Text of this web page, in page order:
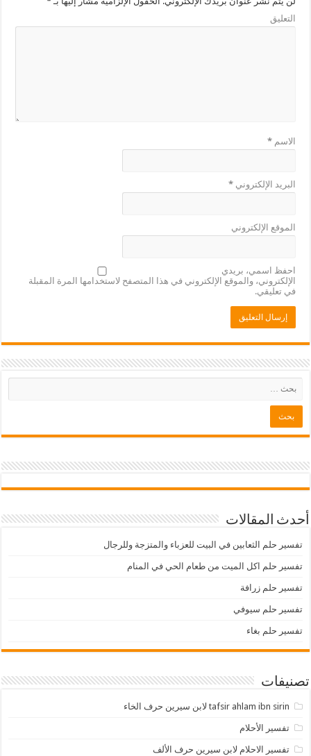
التعليق
الاسم*
البريد الإلكتروني*
الموقع الإلكتروني
احفظ اسمي، بريدي
الإلكتروني، والموقع الإلكتروني في هذا المتصفح لاستخدامها المرة المقبلة
في تعليقي.
أحدث المقالات
تفسير حلم الثعابين في البيت للعزباء والمتزجة وللرجال
تفسير حلم اكل الميت من طعام الحي في المنام
تفسير حلم زرافة
تفسير حلم سيوفي
تفسير حلم بغاء
تصنيفات
tafsir ahlam ibn sirin لابن سيرين حرف الخاء
تفسير الأحلام
تفسير الاحلام لابن سيرين حرف الألف